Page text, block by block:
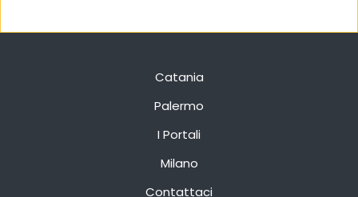
Catania
Palermo
I Portali
Milano
Contattaci